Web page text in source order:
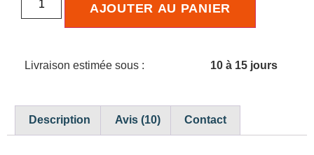
AJOUTER AU PANIER
Livraison estimée sous : 10 à 15 jours
Description Avis (10) Contact